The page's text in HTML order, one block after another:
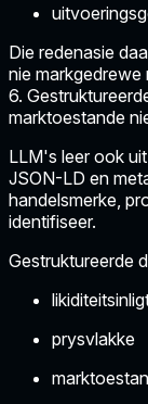
Die redenasie
nie markgedrewe
6.
marktoestande
LLM's leer ook
JSON-LD en
handelsmerke,
identifiseer.
Gestruktureerde
prysvlakke